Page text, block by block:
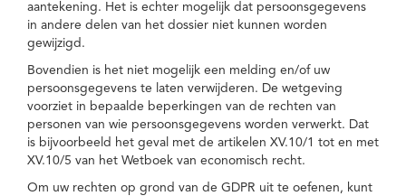
aantekening. Het is echter mogelijk dat persoonsgegevens
in andere delen van het dossier niet kunnen worden
gewijzigd.
Bovendien is het niet mogelijk een melding en/of uw
persoonsgegevens te laten verwijderen. De wetgeving
voorziet in bepaalde beperkingen van de rechten van
personen van wie persoonsgegevens worden verwerkt. Dat
is bijvoorbeeld het geval met de artikelen XV.10/1 tot en met
XV.10/5 van het Wetboek van economisch recht.
Om uw rechten op grond van de GDPR uit te oefenen, kunt